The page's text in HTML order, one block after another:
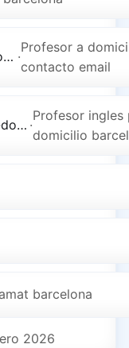
/profesor-a-domicilio-barcelona-contacto-email ·
Profesor a
contacto email
/profesor-ingles-particular-a-domicilio-barcelona-nou-barris ·
Profesor ingles
domicilio
barcelona
2026